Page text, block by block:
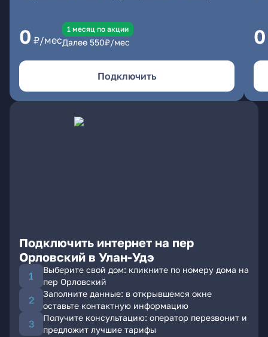
0 ₽/мес
1 месяц по акции
Далее 550₽/мес
Подключить
0
Подключить интернет на пер
Орловский в Улан-Удэ
Выберите свой дом: кликните по номеру дома на
пер Орловский
Заполните данные: в открывшемся окне
оставьте контактную информацию
Получите консультацию: оператор перезвонит и
предложит лучшие тарифы